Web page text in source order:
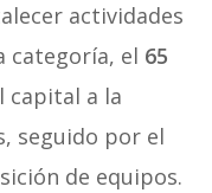
actividades
categoría, el 65
capital a la
seguido por el
de equipos.